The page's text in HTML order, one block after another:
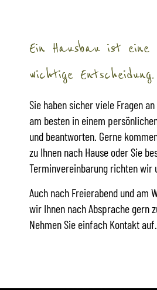
Ein Hausbau ist eine
wichtige Entscheidung.
Sie haben sicher viele Fragen
am besten in einem
und beantworten. Gerne
zu Ihnen nach Hause oder Sie
Terminvereinbarung richten wir
Auch nach Freierabend und am
wir Ihnen nach Absprache gern
Nehmen Sie einfach Kontakt auf.